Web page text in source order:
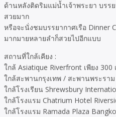
ด้านหลังติดริมแม่น้ำเจ้าพระยา บรร
สวยมาก
หรือจะนั่งชมบรรยากาศเรือ Dinner
มากมายหลายลำก็สวยไปอีกแบบ
สถานที่ใกล้เคียง :
ใกล้ Asiatique Riverfront เพียง 300
ใกล้สะพานกรุงเทพ / สะพานพระราม
ใกล้โรงเรียน Shrewsbury
ใกล้โรงแรม Chatrium Hotel
ใกล้โรงแรม Ramada Plaza